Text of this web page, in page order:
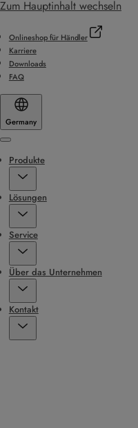
Zum Hauptinhalt wechseln
Onlineshop für Händler
Karriere
Downloads
FAQ
Germany
Menu
Produkte
Lösungen
Service
Über das Unternehmen
Kontakt